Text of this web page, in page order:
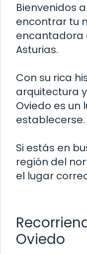
Bienvenidos
encontrar tu
encantadora
Asturias.
Con su rica
arquitectura
Oviedo es un
establecerse.
Si estás en
región del
el lugar
Oviedo